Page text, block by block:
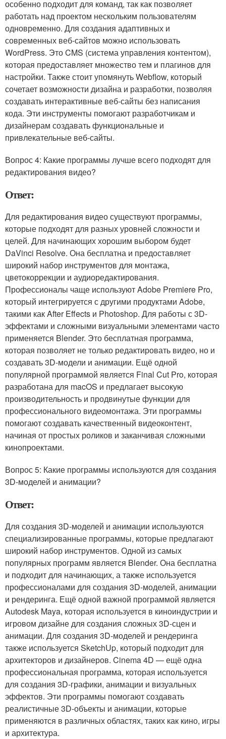
особенно подходит для команд, так как позволяет
работать над проектом нескольким пользователям
одновременно. Для создания адаптивных и
современных веб-сайтов можно использовать
WordPress. Это CMS (система управления контентом),
которая предоставляет множество тем и плагинов для
настройки. Также стоит упомянуть Webflow, который
сочетает возможности дизайна и разработки, позволяя
создавать интерактивные веб-сайты без написания
кода. Эти инструменты помогают разработчикам и
дизайнерам создавать функциональные и
привлекательные веб-сайты.
Вопрос 4: Какие программы лучше всего подходят для
редактирования видео?
Ответ:
Для редактирования видео существуют программы,
которые подходят для разных уровней сложности и
целей. Для начинающих хорошим выбором будет
DaVinci Resolve. Она бесплатна и предоставляет
широкий набор инструментов для монтажа,
цветокоррекции и аудиоредактирования.
Профессионалы чаще используют Adobe Premiere Pro,
который интегрируется с другими продуктами Adobe,
такими как After Effects и Photoshop. Для работы с 3D-
эффектами и сложными визуальными элементами часто
применяется Blender. Это бесплатная программа,
которая позволяет не только редактировать видео, но и
создавать 3D-модели и анимации. Ещё одной
популярной программой является Final Cut Pro, которая
разработана для macOS и предлагает высокую
производительность и продвинутые функции для
профессионального видеомонтажа. Эти программы
помогают создавать качественный видеоконтент,
начиная от простых роликов и заканчивая сложными
кинопроектами.
Вопрос 5: Какие программы используются для создания
3D-моделей и анимации?
Ответ:
Для создания 3D-моделей и анимации используются
специализированные программы, которые предлагают
широкий набор инструментов. Одной из самых
популярных программ является Blender. Она бесплатна
и подходит для начинающих, а также используется
профессионалами для создания 3D-моделей, анимации
и рендеринга. Ещё одной важной программой является
Autodesk Maya, которая используется в киноиндустрии и
игровом дизайне для создания сложных 3D-сцен и
анимации. Для создания 3D-моделей и рендеринга
также используется SketchUp, который подходит для
архитекторов и дизайнеров. Cinema 4D — ещё одна
профессиональная программа, которая используется
для создания 3D-графики, анимации и визуальных
эффектов. Эти программы помогают создавать
реалистичные 3D-объекты и анимации, которые
применяются в различных областях, таких как кино, игры
и архитектура.